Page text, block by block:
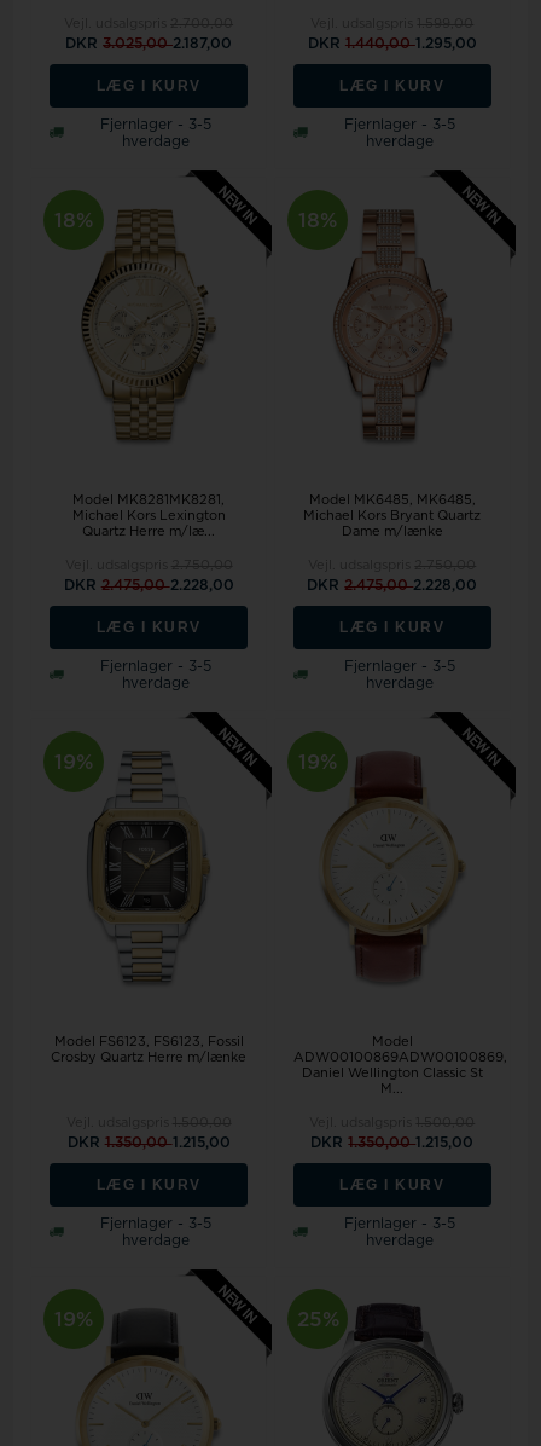
DKR3.025,002.187,00
LÆG I KURV
Fjernlager - 3-5
hverdage
DKR 1.440,001.295,00
LÆG I KURV
Fjernlager - 3-5
hverdage
18%
Model MK8281MK8281,
Michael Kors Lexington
Quartz Herre m/læ...
DKR 2.475,002.228,00
LÆG I KURV
Fjernlager - 3-5
hverdage
18%
Model MK6485
MK6485,
Michael Kors Bryant Quartz
Dame m/lænke
DKR2.475,002.228,00
LÆG I KURV
Fjernlager - 3-5
hverdage
19%
Model FS6123
FS6123, Fossil
Crosby Quartz Herre m/lænke
DKR 1.350,001.215,00
LÆG I KURV
Fjernlager - 3-5
hverdage
19%
Model
ADW00100869ADW00100869,
Daniel Wellington Classic St
M...
DKR1.350,001.215,00
LÆG I KURV
Fjernlager - 3-5
hverdage
19% 25%